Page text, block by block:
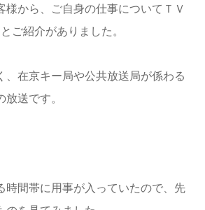
様から、ご自身の仕事についてＴＶ
紹介がありました。
、在京キー局や公共放送局が係わる
送です。
時間帯に用事が入っていたので、先